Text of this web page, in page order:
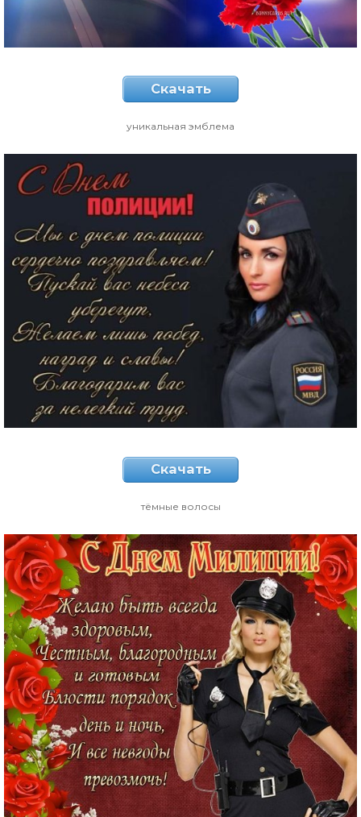
Скачать
уникальная эмблема
Скачать
тёмные волосы